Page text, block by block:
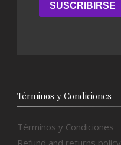
Términos y Condiciones
Términos y Condiciones
Refund and returns policy